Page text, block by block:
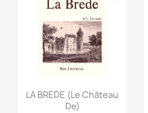
Snabbvy
LA BREDE (Le Château
De)